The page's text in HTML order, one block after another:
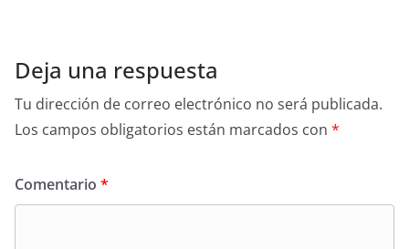
Deja una respuesta
Tu dirección de correo electrónico no será publicada.
Los campos obligatorios están marcados con *
Comentario *